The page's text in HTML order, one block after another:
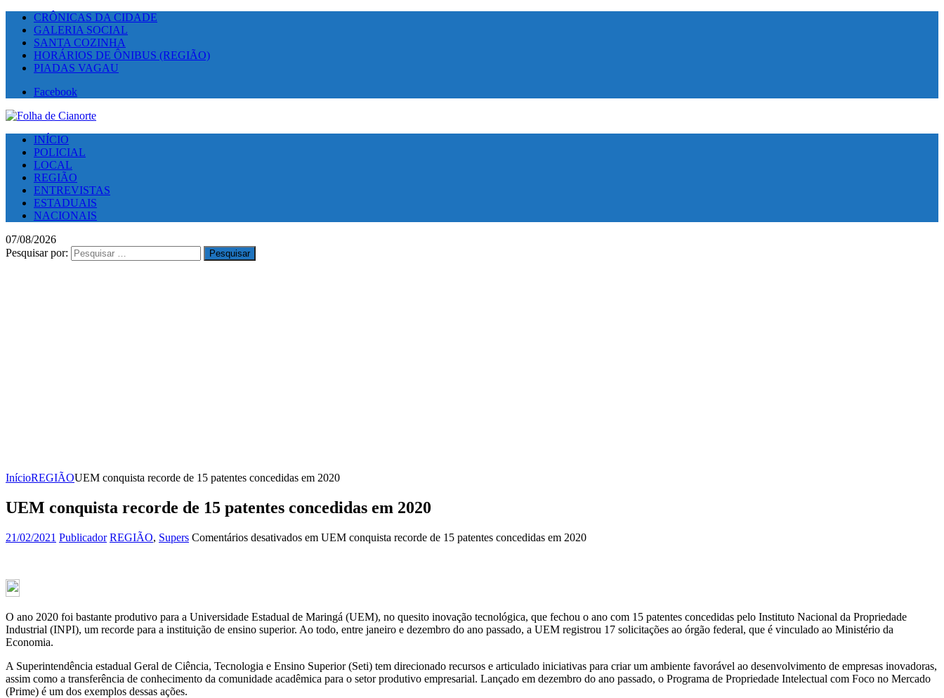
CRÔNICAS DA CIDADE
GALERIA SOCIAL
SANTA COZINHA
HORÁRIOS DE ÔNIBUS (REGIÃO)
PIADAS VAGAU
Facebook
INÍCIO
POLICIAL
LOCAL
REGIÃO
ENTREVISTAS
ESTADUAIS
NACIONAIS
07/08/2026
Pesquisar por:
InícioREGIÃOUEM conquista recorde de 15 patentes concedidas em 2020
UEM conquista recorde de 15 patentes concedidas em 2020
21/02/2021 Publicador REGIÃO, Supers Comentários desativados em UEM conquista recorde de 15 patentes concedidas em 2020
O ano 2020 foi bastante produtivo para a Universidade Estadual de Maringá (UEM), no quesito inovação tecnológica, que fechou o ano com 15 patentes concedidas pelo Instituto Nacional da Propriedade
Industrial (INPI), um recorde para a instituição de ensino superior. Ao todo, entre janeiro e dezembro do ano passado, a UEM registrou 17 solicitações ao órgão federal, que é vinculado ao Ministério da
Economia.
A Superintendência estadual Geral de Ciência, Tecnologia e Ensino Superior (Seti) tem direcionado recursos e articulado iniciativas para criar um ambiente favorável ao desenvolvimento de empresas inovadoras,
assim como a transferência de conhecimento da comunidade acadêmica para o setor produtivo empresarial. Lançado em dezembro do ano passado, o Programa de Propriedade Intelectual com Foco no Mercado
(Prime) é um dos exemplos dessas ações.